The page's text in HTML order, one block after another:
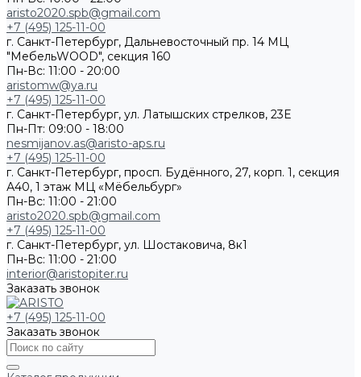
aristo2020.spb@gmail.com
+7 (495) 125-11-00
г. Санкт-Петербург, Дальневосточный пр. 14 МЦ
"МебельWOOD", секция 160
Пн-Вс: 11:00 - 20:00
aristomw@ya.ru
+7 (495) 125-11-00
г. Санкт-Петербург, ул. Латышских стрелков, 23Е
Пн-Пт: 09:00 - 18:00
nesmijanov.as@aristo-aps.ru
+7 (495) 125-11-00
г. Санкт-Петербург, просп. Будённого, 27, корп. 1, секция
А40, 1 этаж МЦ «Мёбельбург»
Пн-Вс: 11:00 - 21:00
aristo2020.spb@gmail.com
+7 (495) 125-11-00
г. Санкт-Петербург, ул. Шостаковича, 8к1
Пн-Вс: 11:00 - 21:00
interior@aristopiter.ru
Заказать звонок
+7 (495) 125-11-00
Заказать звонок